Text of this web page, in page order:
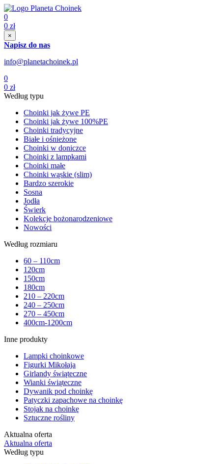
0
0 zł
×
Napisz do nas
info@planetachoinek.pl
0
0 zł
Według typu
Choinki jak żywe PE
Choinki jak żywe 100%PE
Choinki tradycyjne
Białe i ośnieżone
Choinki w doniczce
Choinki z lampkami
Choinki małe
Choinki wąskie (slim)
Bardzo szerokie
Sosna
Jodła
Świerk
Kolekcje bożonarodzeniowe
Nowości
Według rozmiaru
60 – 110cm
120cm
150cm
180cm
210 – 220cm
240 – 250cm
270 – 450cm
400cm-1200cm
Inne produkty
Lampki choinkowe
Figurki Mikołaja
Girlandy świąteczne
Wianki świąteczne
Dywanik pod choinkę
Patyczki zapachowe na choinkę
Stojak na choinkę
Sztuczne rośliny
Aktualna oferta
Aktualna oferta
Według typu